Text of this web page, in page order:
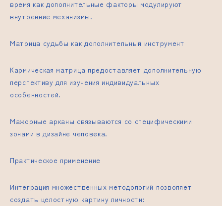
время как дополнительные факторы модулируют
внутренние механизмы.
Матрица судьбы как дополнительный инструмент
Кармическая матрица предоставляет дополнительную
перспективу для изучения индивидуальных
особенностей.
Мажорные арканы связываются со специфическими
зонами в дизайне человека.
Практическое применение
Интеграция множественных методологий позволяет
создать целостную картину личности: